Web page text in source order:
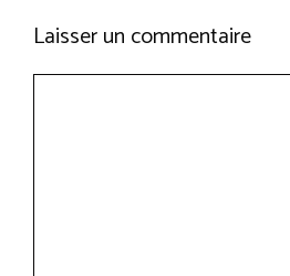
Laisser un commentaire